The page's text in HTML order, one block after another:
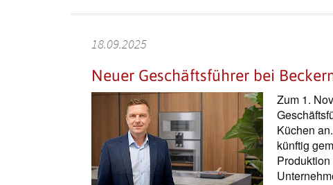
18.09.2025
Neuer Geschäftsführer bei
Zum 1.
Küchen
künftig